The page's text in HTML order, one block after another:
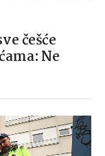
češće
Ne